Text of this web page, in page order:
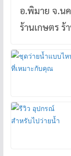
อ.พิมาย จ.นค
ร้านเกษตร ร้